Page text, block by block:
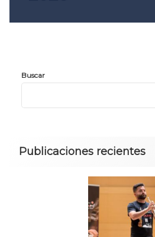
Buscar
Publicaciones recientes